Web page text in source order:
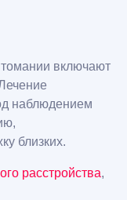
включают
наблюдением
близких.
расстройства,